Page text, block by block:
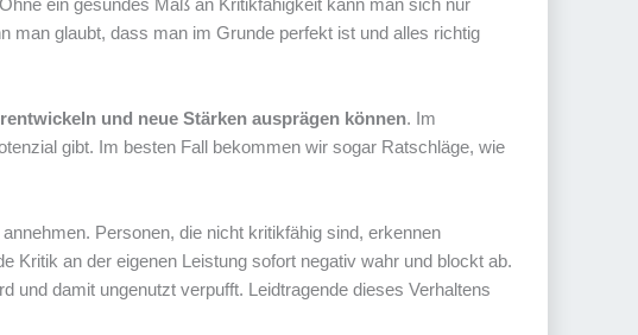
man glaubt, dass man im Grunde perfekt ist und alles richtig
und neue Stärken ausprägen können. Im
gibt. Im besten Fall bekommen wir sogar Ratschläge, wie
Personen, die nicht kritikfähig sind, erkennen
Kritik an der eigenen Leistung sofort negativ wahr und blockt ab.
und damit ungenutzt verpufft. Leidtragende dieses Verhaltens